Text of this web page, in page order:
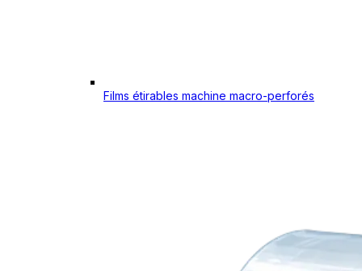
Films étirables machine macro-perforés